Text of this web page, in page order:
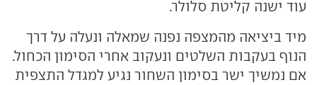
עוד ישנה קליטת סלולר.
מיד ביציאה מהמצפה נפנה שמאלה ונעלה על דרך
הנוף בעקבות השלטים ונעקוב אחרי הסימון הכחול.
אם נמשיך ישר בסימון השחור נגיע למגדל התצפית